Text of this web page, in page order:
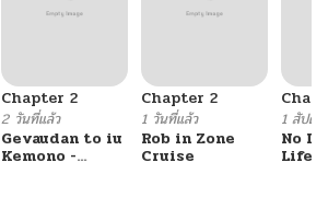
Chapter 2
2 วันที่แล้ว
Gevaudan to iu
Kemono -
Chapter 2
1 วันที่แล้ว
Rob in Zone
Cruise
1 สัปด
No
Life!!